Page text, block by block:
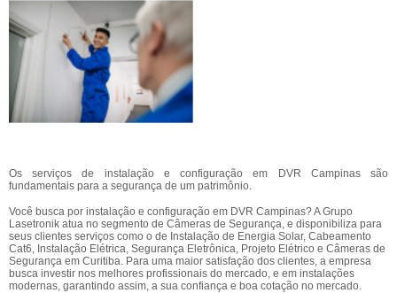
Os serviços de instalação e configuração em DVR Campinas são
fundamentais para a segurança de um patrimônio.
Você busca por instalação e configuração em DVR Campinas? A Grupo
Lasetronik atua no segmento de Câmeras de Segurança, e disponibiliza para
seus clientes serviços como o de Instalação de Energia Solar, Cabeamento
Cat6, Instalação Elétrica, Segurança Eletrônica, Projeto Elétrico e Câmeras de
Segurança em Curitiba. Para uma maior satisfação dos clientes, a empresa
busca investir nos melhores profissionais do mercado, e em instalações
modernas, garantindo assim, a sua confiança e boa cotação no mercado.